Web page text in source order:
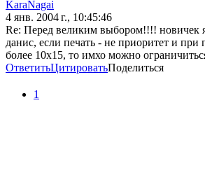
KaraNagai
4 янв. 2004 г., 10:45:46
Re: Перед великим выбором!!!! новичек
данис, если печать - не приоритет и при
более 10х15, то имхо можно
ОтветитьЦитироватьПоделиться
1